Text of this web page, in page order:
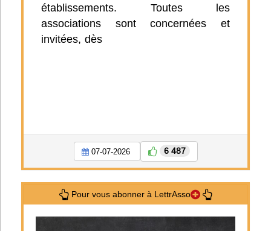
établissements. Toutes les
associations sont concernées et
invitées, dès
07-07-2026 6 487
Pour vous abonner à LettrAsso